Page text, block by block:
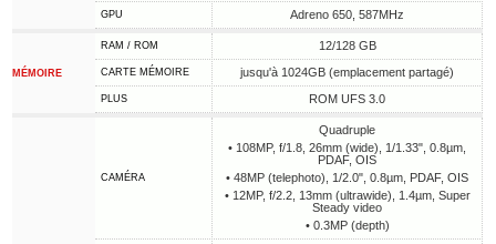
GPU Adreno 650, 587MHz
MÉMOIRE
RAM / ROM 12/128 GB
CARTE MÉMOIRE jusqu'à 1024GB (emplacement partagé)
PLUS ROM UFS 3.0
CAMÉRA
Quadruple
• 108MP, f/1.8, 26mm (wide), 1/1.33", 0.8µm,
PDAF, OIS
• 48MP (telephoto), 1/2.0", 0.8µm, PDAF, OIS
• 12MP, f/2.2, 13mm (ultrawide), 1.4µm, Super
Steady video
• 0.3MP (depth)